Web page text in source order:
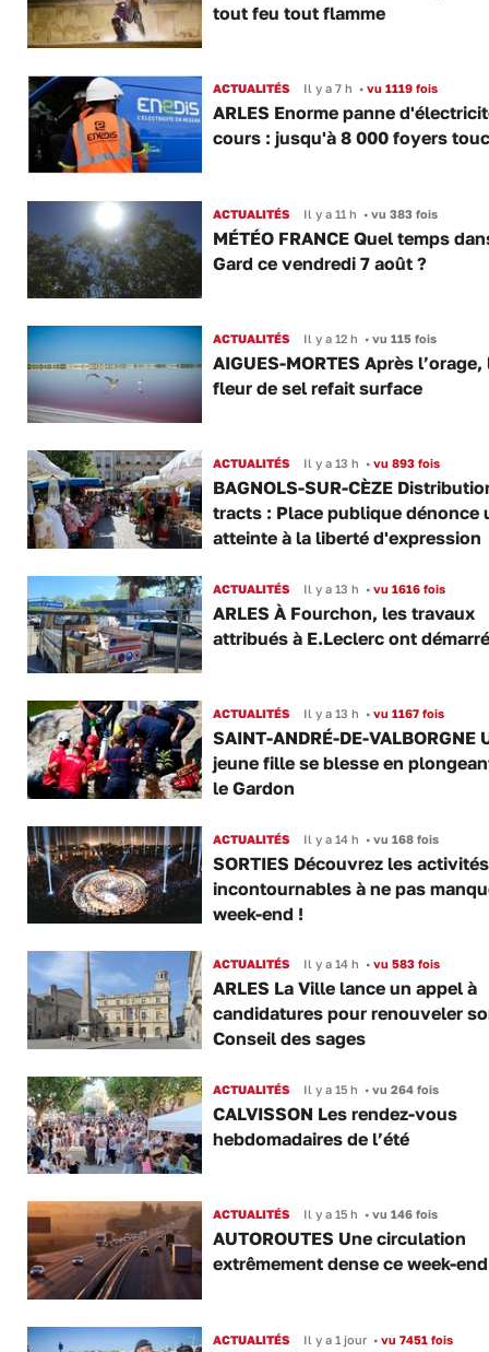
tout feu tout flamme
ACTUALITÉS Il y a 7 h •vu 1119 fois
ARLES Enorme panne
cours : jusqu'à 8 000 foyers
ACTUALITÉS Il y a 11 h •vu 383 fois
MÉTÉO FRANCE Quel temps
Gard ce vendredi 7 août ?
ACTUALITÉS Il y a 12 h •vu 115 fois
AIGUES-MORTES Après l’orage,
fleur de sel refait surface
ACTUALITÉS Il y a 13 h •vu 893 fois
BAGNOLS-SUR-CÈZE
tracts : Place publique dénonce
atteinte à la liberté d'expression
ACTUALITÉS Il y a 13 h •vu 1616 fois
ARLES À Fourchon, les travaux
attribués à E.Leclerc ont démarré
ACTUALITÉS Il y a 13 h •vu 1167 fois
SAINT-ANDRÉ-DE-VALBORGNE
jeune fille se blesse en
le Gardon
ACTUALITÉS Il y a 14 h •vu 168 fois
SORTIES Découvrez les activités
incontournables à ne pas
week-end !
ACTUALITÉS Il y a 14 h •vu 583 fois
ARLES La Ville lance un appel à
candidatures pour renouveler
Conseil des sages
ACTUALITÉS Il y a 15 h •vu 264 fois
CALVISSON Les rendez-vous
hebdomadaires de l’été
ACTUALITÉS Il y a 15 h •vu 146 fois
AUTOROUTES Une circulation
extrêmement dense ce week-end
ACTUALITÉS Il y a 1 jour •vu 7451 fois